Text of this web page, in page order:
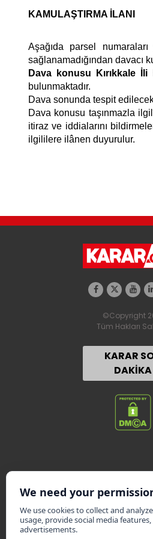
KAMULAŞTIRMA İLANI
Aşağıda parsel
sağlanamadığından davacı
Dava konusu
Kırıkkale
bulunmaktadır.
Dava sonunda tespit
Dava konusu taşınmazla
itiraz ve iddialarını
ilgililere ilânen duyurulur.
©Copyright
Tüm Hakları
KARAR
DAKİKA